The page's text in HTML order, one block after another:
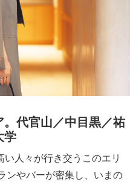
代官山／中目黒／祐
学
人々が行き交うこのエリ
ンやバーが密集し、いまの